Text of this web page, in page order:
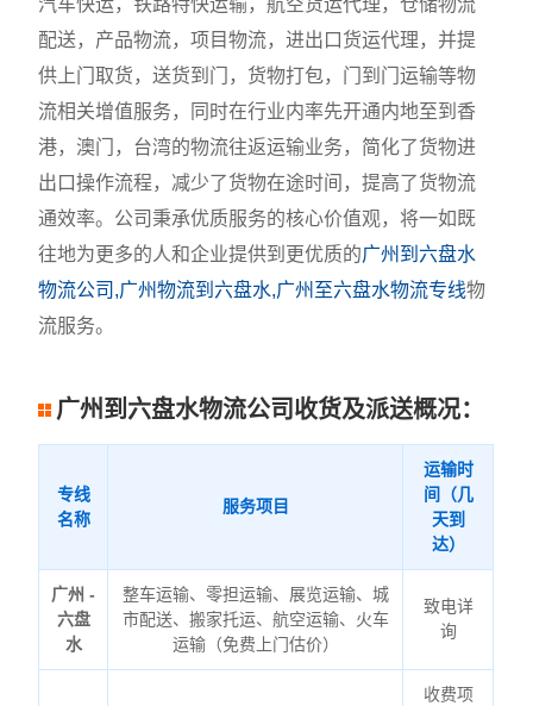
汽车快运，铁路特快运输，航空货运代理，仓储物流
配送，产品物流，项目物流，进出口货运代理，并提
供上门取货，送货到门，货物打包，门到门运输等物
流相关增值服务，同时在行业内率先开通内地至到香
港，澳门，台湾的物流往返运输业务，简化了货物进
出口操作流程，减少了货物在途时间，提高了货物流
通效率。公司秉承优质服务的核心价值观，将一如既
往地为更多的人和企业提供到更优质的广州到六盘水
物流公司,广州物流到六盘水,广州至六盘水物流专线物
流服务。
广州到六盘水物流公司收货及派送概况：
专线
名称
服务项目
运输时
间（几
天到
达）
广州 -
六盘
水
整车运输、零担运输、展览运输、城
市配送、搬家托运、航空运输、火车
运输（免费上门估价）
致电详
询
收费项